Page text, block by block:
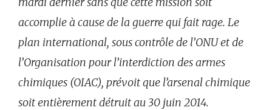
accomplie à cause de la guerre qui fait rage. Le
plan international, sous contrôle de l’ONU et de
l’Organisation pour l’interdiction des armes
chimiques (OIAC), prévoit que l’arsenal chimique
soit entièrement détruit au 30 juin 2014.